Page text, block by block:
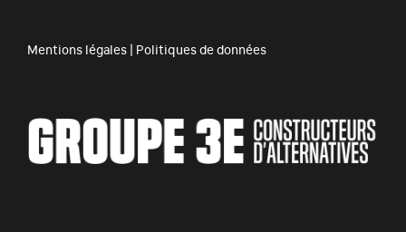
Mentions légales| Politiques de données